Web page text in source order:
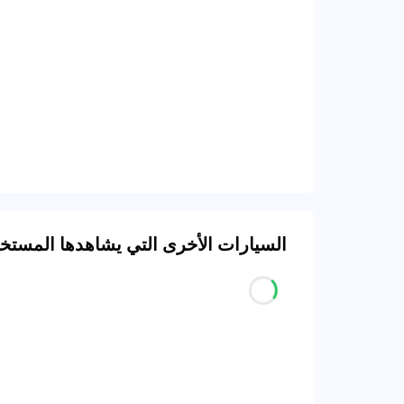
السيارات الأخرى التي يشاهدها